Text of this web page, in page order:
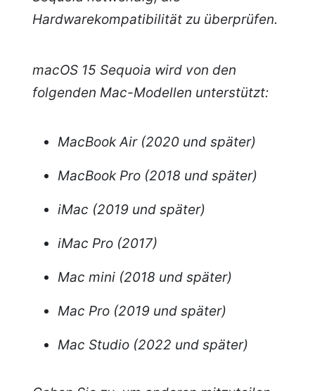
Hardwarekompatibilität zu überprüfen.
macOS 15 Sequoia wird von den
folgenden Mac-Modellen unterstützt:
MacBook Air (2020 und später)
MacBook Pro (2018 und später)
iMac (2019 und später)
iMac Pro (2017)
Mac mini (2018 und später)
Mac Pro (2019 und später)
Mac Studio (2022 und später)